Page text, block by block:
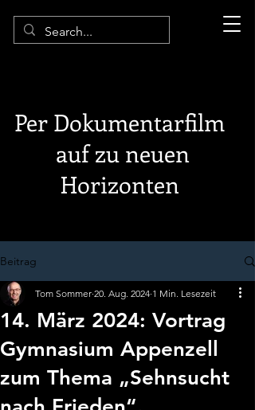
Per Dokumentarfilm
auf zu neuen
Horizonten
Beitrag
14. März 2024: Vortrag
Gymnasium Appenzell
zum Thema „Sehnsucht
Tom Sommer 20. Aug. 2024 1 Min. Lesezeit